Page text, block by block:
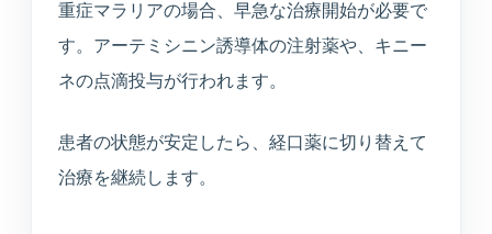
重症マラリアの場合、早急な治療開始が必要で
す。アーテミシニン誘導体の注射薬や、キニー
ネの点滴投与が行われます。
患者の状態が安定したら、経口薬に切り替えて
治療を継続します。